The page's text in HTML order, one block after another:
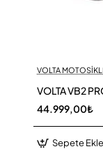
VOLTA
VOLTA VB2
44.999,00₺
Sepete Ekle